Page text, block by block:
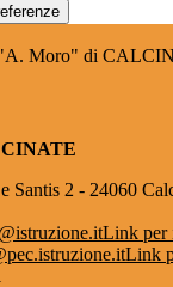
Moro" di
Santis 2 - 24060
Link per
Link